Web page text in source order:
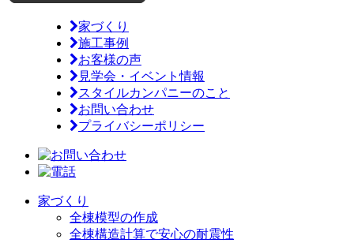
家づくり
施工事例
お客様の声
見学会・イベント情報
スタイルカンパニーのこと
お問い合わせ
プライバシーポリシー
家づくり
全棟模型の作成
全棟構造計算で安心の耐震性